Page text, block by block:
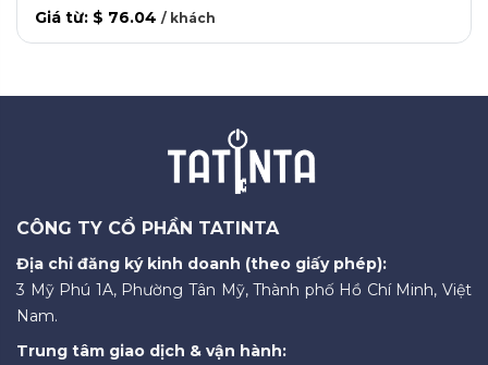
Giá từ: $ 76.04 / khách
CÔNG TY CỔ PHẦN TATINTA
Địa chỉ đăng ký kinh doanh (theo giấy phép):
3 Mỹ Phú 1A, Phường Tân Mỹ, Thành phố Hồ Chí Minh, Việt
Nam.
Trung tâm giao dịch & vận hành: